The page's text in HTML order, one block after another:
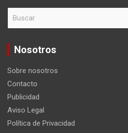
c
Nosotros
Sobre nosotros
Contacto
Publicidad
Aviso Legal
Política de Privacidad